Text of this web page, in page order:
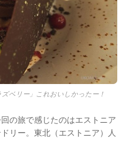
ベリー」これおいしかったー！
の旅で感じたのはエストニア
リー。東北（エストニア）人